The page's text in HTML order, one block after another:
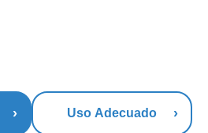
Uso Adecuado